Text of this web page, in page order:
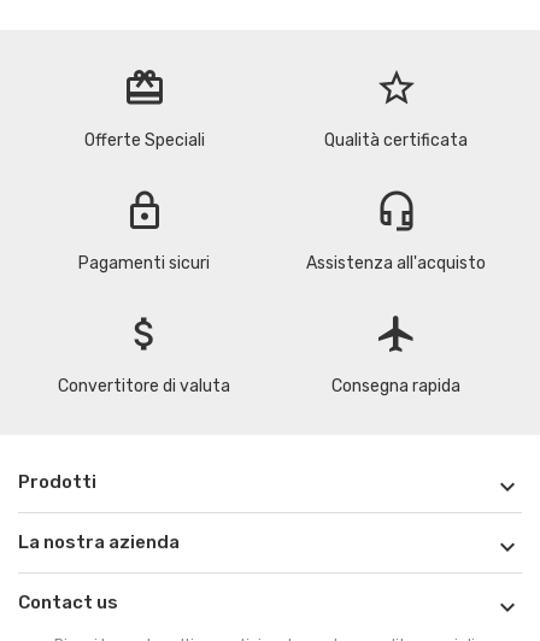
redeem
Offerte Speciali
star_border
Qualità certificata
lock
Pagamenti sicuri
headset_mic
Assistenza all'acquisto
attach_money
Convertitore di valuta
flight
Consegna rapida
Prodotti 
La nostra azienda 
Contact us 